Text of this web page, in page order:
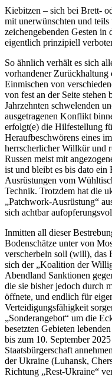
Kiebitzen – sich bei Brett-
mit unerwünschten und teils
zeichengebenden Gesten
eigentlich prinzipiell
So ähnlich verhält es sich
vorhandener Zurückhaltung
Einmischen von
von fest an der Seite
Jahrzehnten schwelenden
ausgetragenen Konflikt
erfolgt(e) die Hilfestellung
Heraufbeschwörens eines
herrscherlicher Willkür und
Russen meist mit
ist und bleibt es bis dato
Ausrüstungen vom
Technik. Trotzdem hat die
„Patchwork-Ausrüstung“
sich achtbar
Inmitten all dieser
Bodenschätze unter von
verscherbeln soll (will), das
sich der „Koalition der
Abendland Sanktionen
die sie bisher jedoch durch
öffnete, und endlich für
Verteidigungsfähigkeit
„Sonderangebot“ um die
besetzten Gebieten
bis zum 10. September
Staatsbürgerschaft
der Ukraine (Luhansk,
Richtung „Rest-Ukraine“